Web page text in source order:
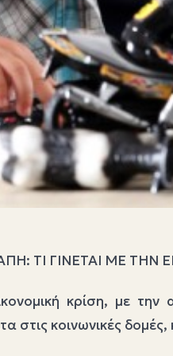
ΤΙ ΓΙΝΕΤΑΙ ΜΕ ΤΗΝ
κρίση, με την
κοινωνικές δομές,